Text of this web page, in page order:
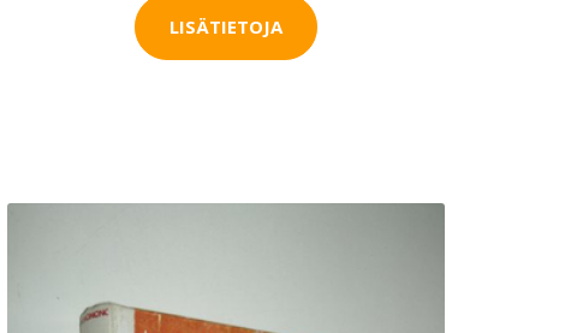
LISÄTIETOJA